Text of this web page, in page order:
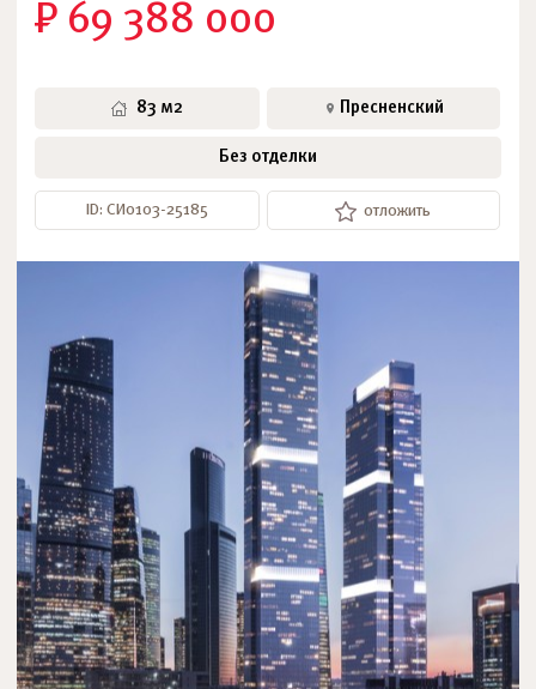
₽ 69 388 000
83 м2 Пресненский
Без отделки
ID: СИ0103-25185 отложить